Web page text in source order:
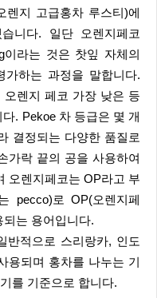
렌지 고급홍차 루스티)에
니다. 일단 오렌지페코
이라는 것은 찻잎 자체의
하는 과정을 말합니다.
렌지 페코 가장 낮은 등
. Pekoe 차 등급은 몇 개
결정되는 다양한 품질로
가락 끝의 공을 사용하여
오렌지페코는 OP라고 부
pecco)로 OP(오렌지페
되는 용어입니다.
용되며 홍차를 나누는 기
를 기준으로 합니다.